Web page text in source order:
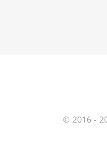
© 2016 -